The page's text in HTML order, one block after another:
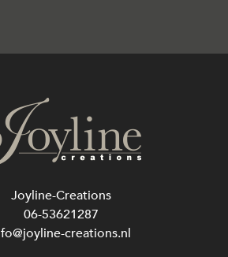
Joyline-Creations
06-53621287
creations.nl